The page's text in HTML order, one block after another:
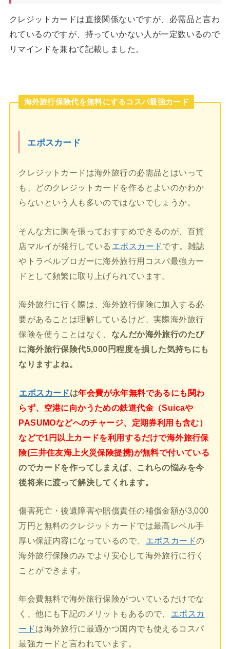
クレジットカードは直接関係ないですが、必需品と言わ
れているのですが、持っていかない人が一定数いるので
リマインドを兼ねて記載しました。
海外旅行保険代を無料にするコスパ最強カード
エポスカード
クレジットカードは海外旅行の必需品とはいって
も、どのクレジットカードを作るとよいのかわか
らないという人も多いのではないでしょうか。
そんな方に胸を張っておすすめできるのが、百貨
店マルイが発行している エポスカードです。雑誌
やトラベルブロガーに海外旅行用コスパ最強カー
ドとして頻繁に取り上げられています。
海外旅行に行く際は、海外旅行保険に加入する必
要があることは理解しているけど、実際海外旅行
保険を使うことはなく、 なんだか海外旅行のたび
に海外旅行保険代5,000円程度を損した気持ちにも
なりますよね。
エポスカードは年会費が永年無料であるにも関わ
らず、空港に向かうための鉄道代金（Suicaや
PASUMOなどへのチャージ、定期券利用も含む）
などで1円以上カードを利用するだけで海外旅行保
険(三井住友海上火災保険提携)が無料で付いている
のでカードを作ってしまえば、これらの悩みを今
後将来に渡って解決してくれます。
傷害死亡・後遺障害や賠償責任の補償金額が3,000
万円と無料のクレジットカードでは最高レベル手
厚い保証内容になっているので、
エポスカードの
海外旅行保険のみでより安心して海外旅行に行く
ことができます。
年会費無料で海外旅行保険がついているだけでな
く、他にも下記のメリットもあるので、
エポスカ
ードは海外旅行に最適かつ国内でも使えるコスパ
最強カードと言われています。